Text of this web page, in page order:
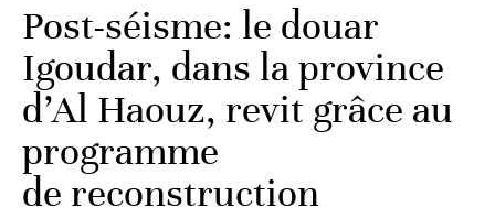
Post-séisme: le douar
Igoudar, dans la province
d’Al Haouz, revit grâce au
programme
de reconstruction